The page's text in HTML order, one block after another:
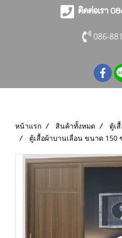
ติดต่อเรา
086-
หน้าแรก สินค้าทั้งหมด ตู้เ
ตู้เสื้อผ้าบานเลื่อน ขนาด 150